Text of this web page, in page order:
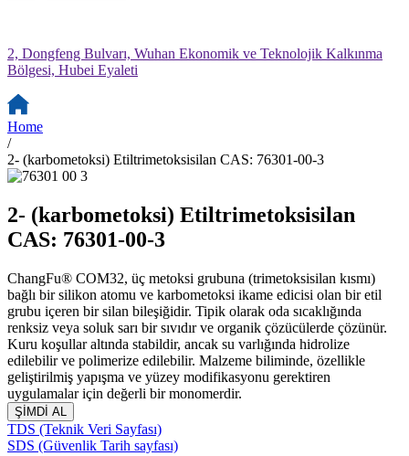
2, Dongfeng Bulvarı, Wuhan Ekonomik ve Teknolojik Kalkınma
Bölgesi, Hubei Eyaleti
Home
/
2- (karbometoksi) Etiltrimetoksisilan CAS: 76301-00-3
2- (karbometoksi) Etiltrimetoksisilan
CAS: 76301-00-3
ChangFu® COM32, üç metoksi grubuna (trimetoksisilan kısmı)
bağlı bir silikon atomu ve karbometoksi ikame edicisi olan bir etil
grubu içeren bir silan bileşiğidir. Tipik olarak oda sıcaklığında
renksiz veya soluk sarı bir sıvıdır ve organik çözücülerde çözünür.
Kuru koşullar altında stabildir, ancak su varlığında hidrolize
edilebilir ve polimerize edilebilir. Malzeme biliminde, özellikle
geliştirilmiş yapışma ve yüzey modifikasyonu gerektiren
uygulamalar için değerli bir monomerdir.
ŞİMDİ AL
TDS (Teknik Veri Sayfası)
SDS (Güvenlik Tarih sayfası)